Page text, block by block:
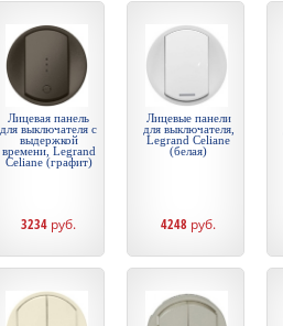
Лицевая панель
для выключателя с
выдержкой
времени, Legrand
Celiane (графит)
3234 руб.
Лицевые панели
для выключателя,
Legrand Celiane
(белая)
4248 руб.